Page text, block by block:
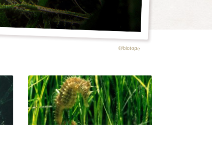
@biotope